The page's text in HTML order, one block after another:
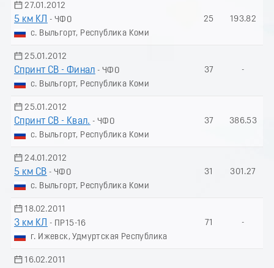
27.01.2012
5 км КЛ
- ЧФО
с. Выльгорт, Республика Коми
25 193.82
25.01.2012
Спринт СВ - Финал - ЧФО
с. Выльгорт, Республика Коми
37 -
25.01.2012
Спринт СВ - Квал. - ЧФО
с. Выльгорт, Республика Коми
37 386.53
24.01.2012
5 км СВ - ЧФО
с. Выльгорт, Республика Коми
31 301.27
18.02.2011
3 км КЛ
- ПР15-16
г. Ижевск, Удмуртская Республика
71 -
16.02.2011